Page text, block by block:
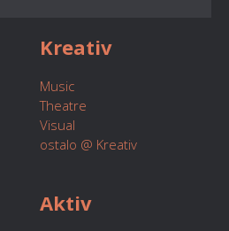
Kreativ
Music
Theatre
Visual
ostalo @ Kreativ
Aktiv